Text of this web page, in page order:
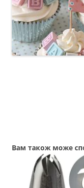
Вам також може